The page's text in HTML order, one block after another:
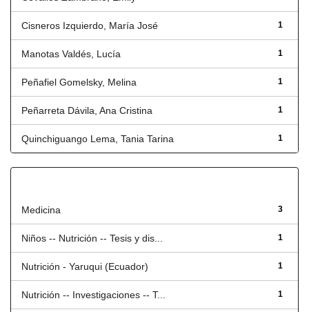
1
Cisneros Izquierdo, María José
1
Manotas Valdés, Lucía
1
Peñafiel Gomelsky, Melina
1
Peñarreta Dávila, Ana Cristina
1
Quinchiguango Lema, Tania Tarina
3
Medicina
1
Niños -- Nutrición -- Tesis y dis...
1
Nutrición - Yaruqui (Ecuador)
1
Nutrición -- Investigaciones -- T...